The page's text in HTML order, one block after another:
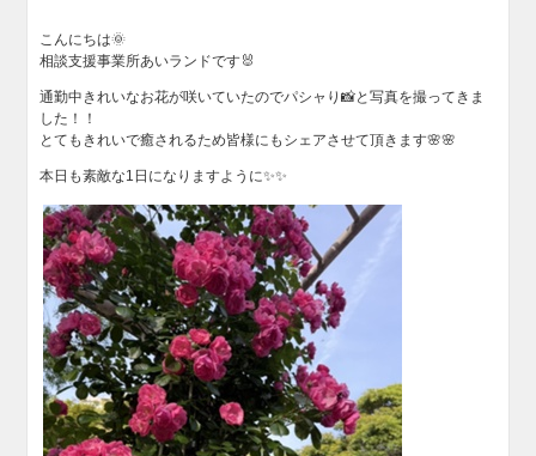
こんにちは🌞
相談支援事業所あいランドです🐰
通勤中きれいなお花が咲いていたのでパシャり📸と写真を撮ってきま
した！！
とてもきれいで癒されるため皆様にもシェアさせて頂きます🌸🌸
本日も素敵な1日になりますように✨✨